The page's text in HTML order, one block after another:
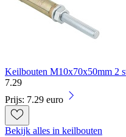
Keilbouten M10x70x50mm 2
7.29
Prijs: 7.29 euro
Bekijk alles in keilbouten